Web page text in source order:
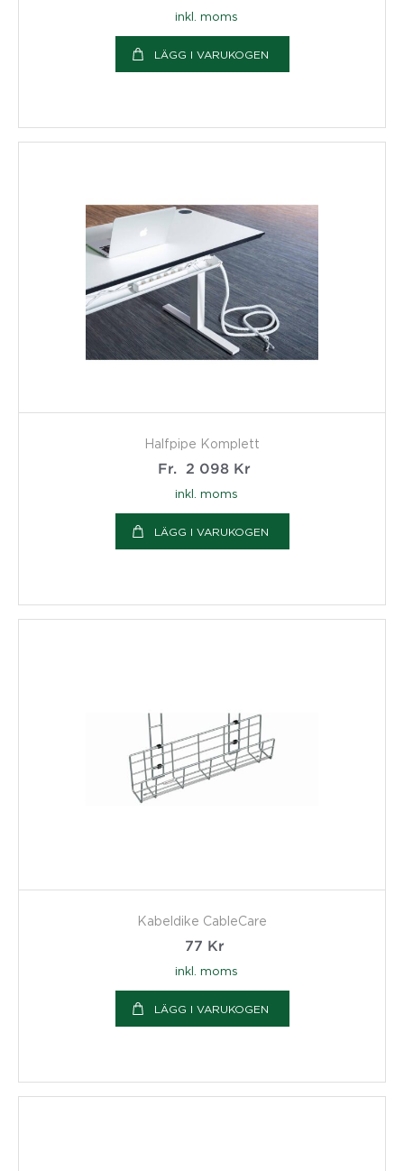
inkl. moms
LÄGG I VARUKOGEN
Halfpipe Komplett
Fr.
2 098 Kr
inkl. moms
LÄGG I VARUKOGEN
Kabeldike CableCare
77 Kr
inkl. moms
LÄGG I VARUKOGEN